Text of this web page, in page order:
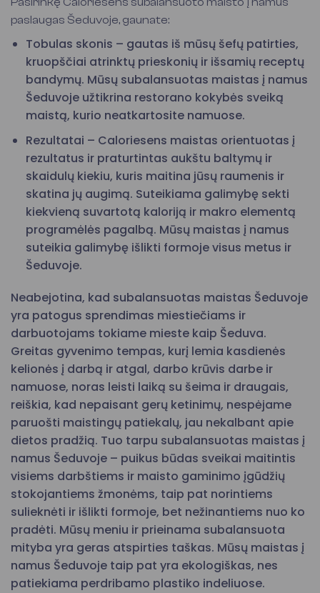
paslaugas Šeduvoje, gaunate:
Tobulas skonis – gautas iš mūsų šefų patirties,
kruopščiai atrinktų prieskonių ir išsamių receptų
bandymų. Mūsų subalansuotas maistas į namus
Šeduvoje užtikrina restorano kokybės sveiką
maistą, kurio neatkartosite namuose.
Rezultatai – Caloriesens maistas orientuotas į
rezultatus ir praturtintas aukštu baltymų ir
skaidulų kiekiu, kuris maitina jūsų raumenis ir
skatina jų augimą. Suteikiama galimybę sekti
kiekvieną suvartotą kaloriją ir makro elementą
programėlės pagalbą. Mūsų maistas į namus
suteikia galimybę išlikti formoje visus metus ir
Šeduvoje.
Neabejotina, kad subalansuotas maistas Šeduvoje
yra patogus sprendimas miestiečiams ir
darbuotojams tokiame mieste kaip Šeduva.
Greitas gyvenimo tempas, kurį lemia kasdienės
kelionės į darbą ir atgal, darbo krūvis darbe ir
namuose, noras leisti laiką su šeima ir draugais,
reiškia, kad nepaisant gerų ketinimų, nespėjame
paruošti maistingų patiekalų, jau nekalbant apie
dietos pradžią. Tuo tarpu subalansuotas maistas į
namus Šeduvoje – puikus būdas sveikai maitintis
visiems darbštiems ir maisto gaminimo įgūdžių
stokojantiems žmonėms, taip pat norintiems
sulieknėti ir išlikti formoje, bet nežinantiems nuo ko
pradėti. Mūsų meniu ir prieinama subalansuota
mityba yra geras atspirties taškas. Mūsų maistas į
namus Šeduvoje taip pat yra ekologiškas, nes
patiekiama perdribamo plastiko indeliuose.